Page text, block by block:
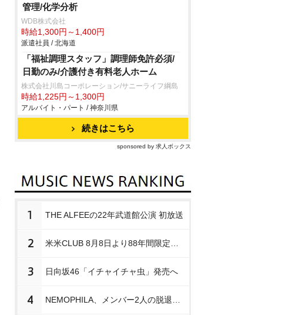
管理/化学分析
WDB株式会社
時給1,300円～1,400円
派遣社員 / 北海道
「福祉調理スタッフ」調理師免許必須/
日勤のみ/介護付き有料老人ホーム
株式会社川島コーポレーション/サニーライフ綱島
時給1,225円～1,300円
アルバイト・パート / 神奈川県
続きはこちら
sponsored by 求人ボックス
1 THE ALFEEの22年武道館公演 初放送
2
3 日向坂46「イチャイチャ虫」発売へ
4